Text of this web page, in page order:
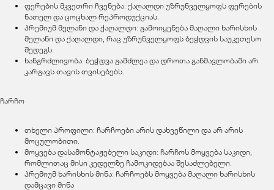
ფერების მკვეთრი ჩვენება: ქაღალდი უზრუნველყოფს ფერების
ნათელ და ცოცხალ რეპროდუქციას.
პრემიუმ მელანი და ქაღალდი: გამოიყენება მაღალი ხარისხის
მელანი და ქაღალდი, რაც უზრუნველყოფს ბეჭდვის საუკეთესო
შედეგს.
ხანგრძლივობა: ბეჭდვა გამძლეა და დროთა განმავლობაში არ
კარგავს თავის თვისებებს.
ჩარჩო
თხელი პროფილი: ჩარჩოები არის დახვეწილი და არ არის
მოცულობითი.
მოყვება დასამონტაჟებელი საკიდი: ჩარჩოს მოყვება საკიდი,
რომლითაც მისი კედელზე ჩამოკიდებაა შესაძლებელი.
პრემიუმ ხარისხის მინა: ჩარჩოებს მოყვება მაღალი ხარისხის
დამცავი მინა